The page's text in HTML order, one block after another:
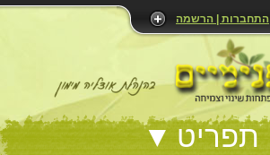
התחברות | הרשמה
תפריט